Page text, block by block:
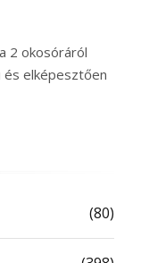
2 okosóráról
és elképesztően
(80)